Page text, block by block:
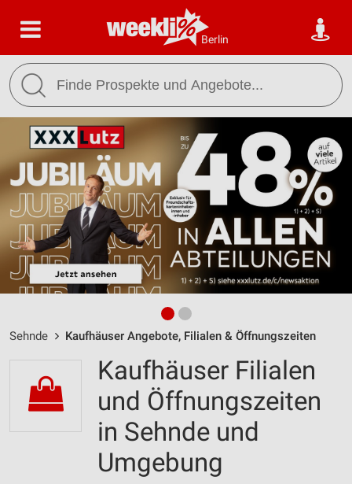
Berlin
Sehnde Kaufhäuser Angebote, Filialen & Öffnungszeiten
Kaufhäuser Filialen
und Öffnungszeiten
in Sehnde und
Umgebung